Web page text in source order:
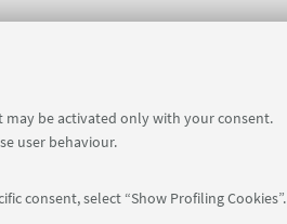
may be activated only with your consent.
user behaviour.
consent, select “Show Profiling Cookies”.